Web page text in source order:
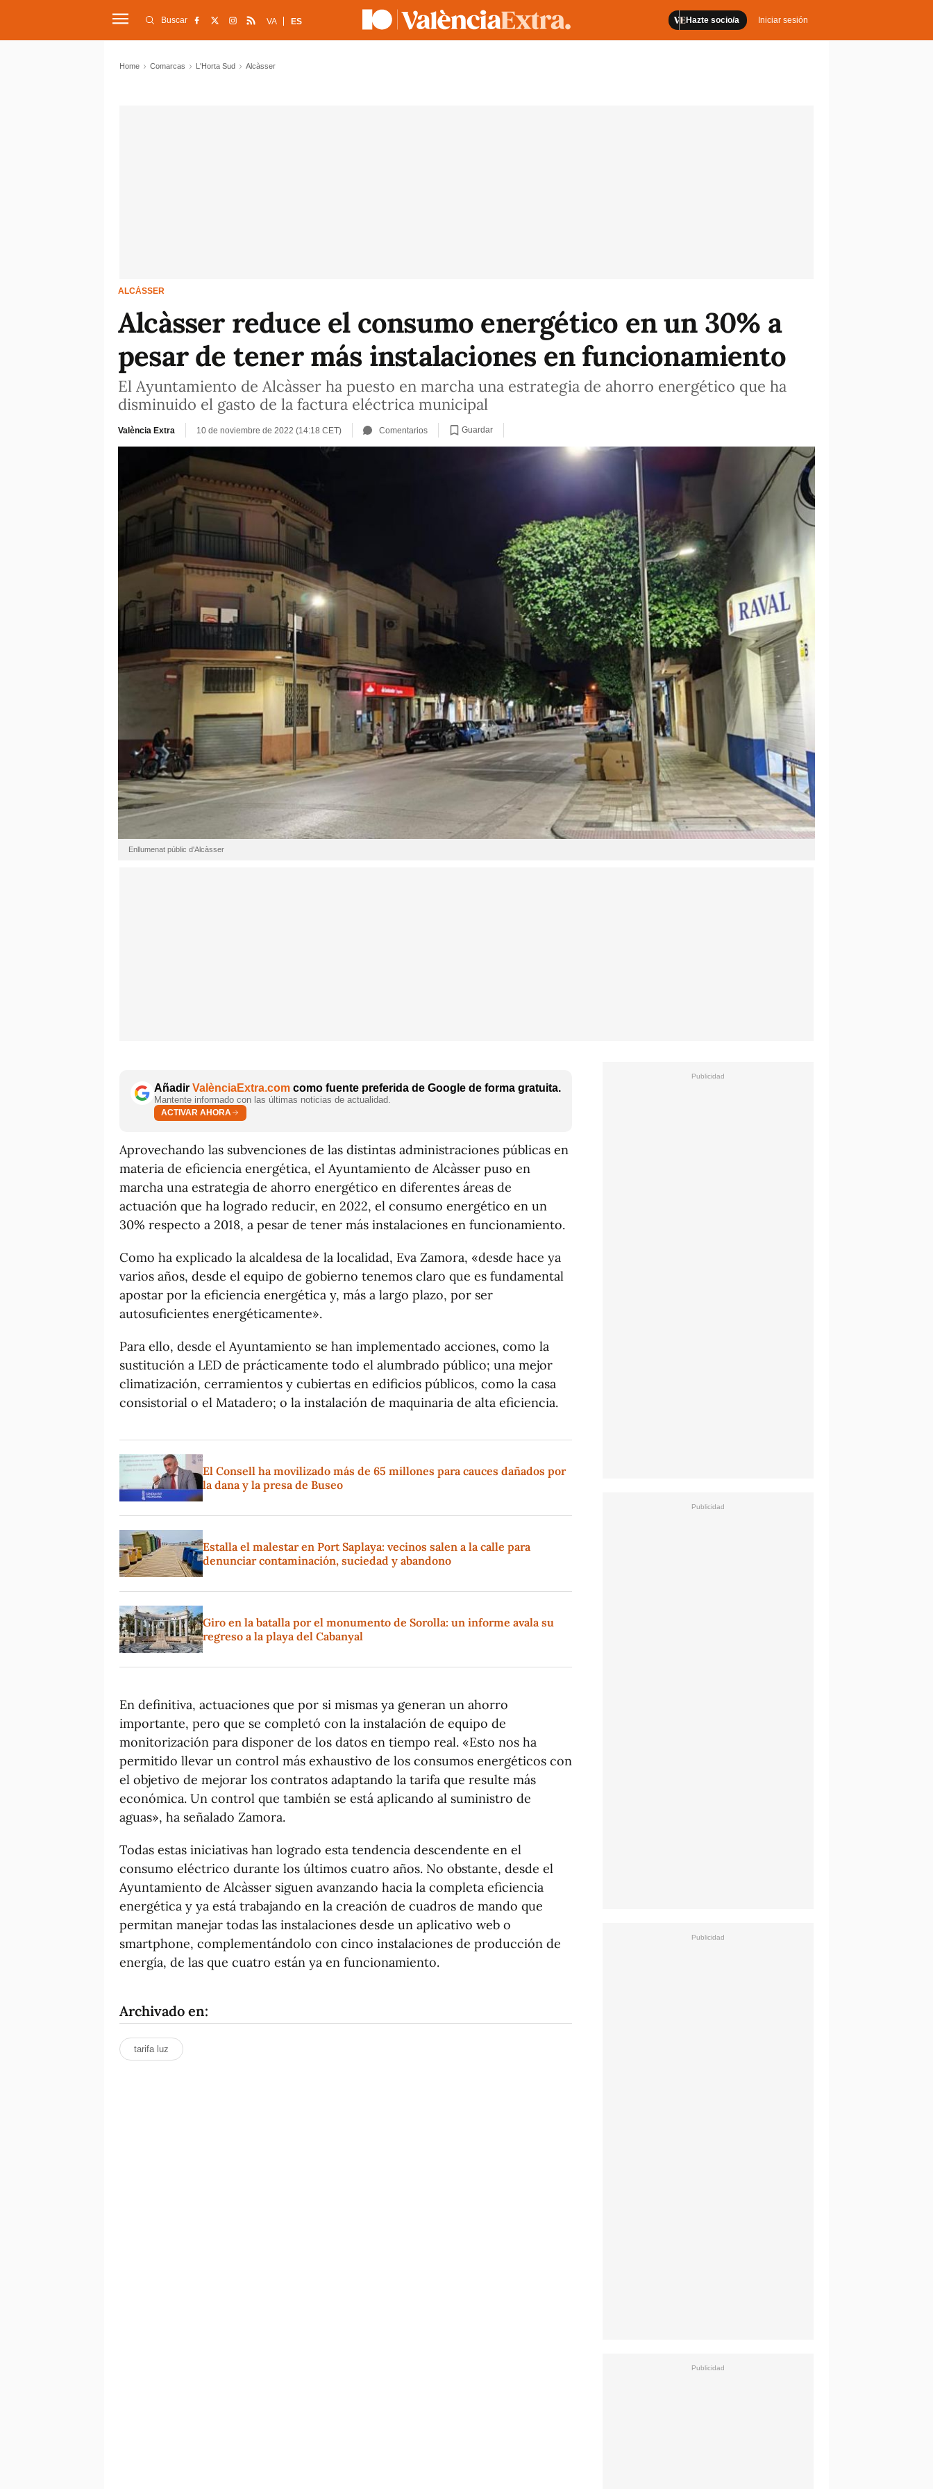
Hazte socio/a Iniciar sesión
Buscar VA ES
Home Comarcas L'Horta Sud Alcàsser
ALCÀSSER
Alcàsser reduce el consumo energético en un 30% a
pesar de tener más instalaciones en funcionamiento
El Ayuntamiento de Alcàsser ha puesto en marcha una estrategia de ahorro energético que ha
disminuido el gasto de la factura eléctrica municipal
València Extra 10 de noviembre de 2022 (14:18 CET) Comentarios Guardar
Enllumenat públic d'Alcàsser
Añadir ValènciaExtra.com como fuente preferida de Google de forma gratuita.
Mantente informado con las últimas noticias de actualidad.
ACTIVAR AHORA
Aprovechando las subvenciones de las distintas administraciones públicas en
materia de eficiencia energética, el Ayuntamiento de Alcàsser puso en
marcha una estrategia de ahorro energético en diferentes áreas de
actuación que ha logrado reducir, en 2022, el consumo energético en un
30% respecto a 2018, a pesar de tener más instalaciones en funcionamiento.
Como ha explicado la alcaldesa de la localidad, Eva Zamora, «desde hace ya
varios años, desde el equipo de gobierno tenemos claro que es fundamental
apostar por la eficiencia energética y, más a largo plazo, por ser
autosuficientes energéticamente».
Para ello, desde el Ayuntamiento se han implementado acciones, como la
sustitución a LED de prácticamente todo el alumbrado público; una mejor
climatización, cerramientos y cubiertas en edificios públicos, como la casa
consistorial o el Matadero; o la instalación de maquinaria de alta eficiencia.
El Consell ha movilizado más de 65 millones para cauces dañados por
la dana y la presa de Buseo
Estalla el malestar en Port Saplaya: vecinos salen a la calle para
denunciar contaminación, suciedad y abandono
Giro en la batalla por el monumento de Sorolla: un informe avala su
regreso a la playa del Cabanyal
En definitiva, actuaciones que por si mismas ya generan un ahorro
importante, pero que se completó con la instalación de equipo de
monitorización para disponer de los datos en tiempo real. «Esto nos ha
permitido llevar un control más exhaustivo de los consumos energéticos con
el objetivo de mejorar los contratos adaptando la tarifa que resulte más
económica. Un control que también se está aplicando al suministro de
aguas», ha señalado Zamora.
Todas estas iniciativas han logrado esta tendencia descendente en el
consumo eléctrico durante los últimos cuatro años. No obstante, desde el
Ayuntamiento de Alcàsser siguen avanzando hacia la completa eficiencia
energética y ya está trabajando en la creación de cuadros de mando que
permitan manejar todas las instalaciones desde un aplicativo web o
smartphone, complementándolo con cinco instalaciones de producción de
energía, de las que cuatro están ya en funcionamiento.
Archivado en:
tarifa luz